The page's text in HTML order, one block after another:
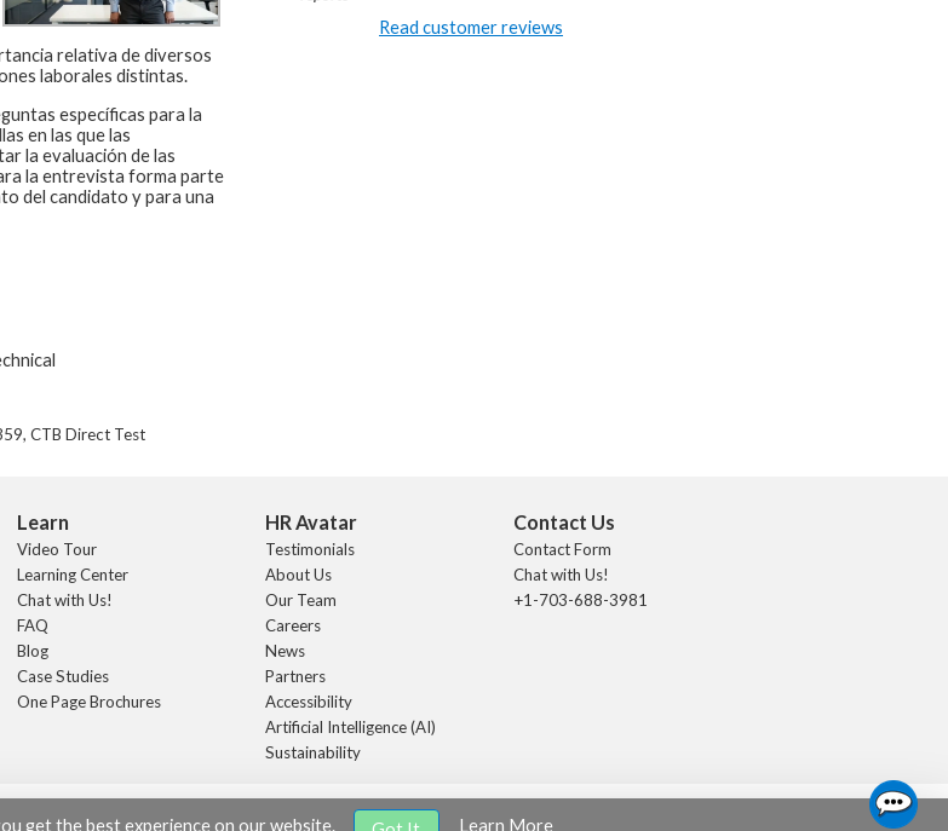
relativa de diversos
laborales distintas.
específicas para la
en las que las
la evaluación de las
la entrevista forma parte
del candidato y para una
CTB Direct Test
Read customer reviews
Learn
Video Tour
Learning Center
Chat with Us!
FAQ
Blog
Case Studies
One Page Brochures
HR Avatar
Testimonials
About Us
Our Team
Careers
News
Partners
Accessibility
Artificial Intelligence (AI)
Sustainability
Contact Us
Contact Form
Chat with Us!
+1-703-688-3981
get the best experience on our website. Learn More